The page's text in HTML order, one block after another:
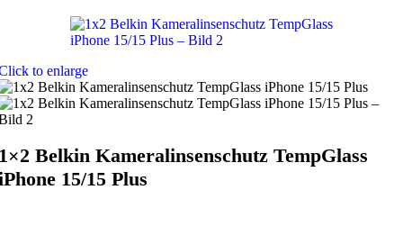
to enlarge
Belkin Kameralinsenschutz TempGlass
15/15 Plus